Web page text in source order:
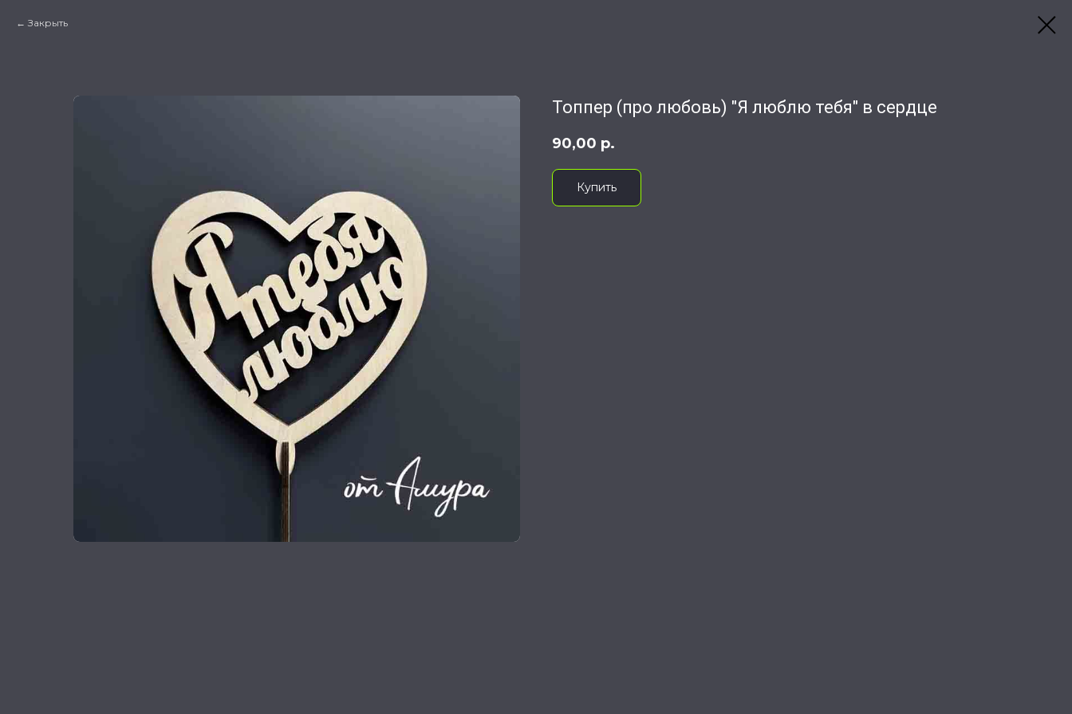
Закрыть
Топпер (про любовь) "Я люблю тебя" в сердце
90,00 р.
Купить